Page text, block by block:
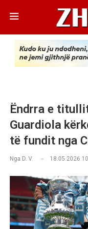
Ëndrra e
Guardiola
të fundit nga
Nga D. V. 18.05.2026